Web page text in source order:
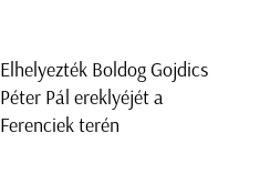
Elhelyezték Boldog Gojdics
Péter Pál ereklyéjét a
Ferenciek terén